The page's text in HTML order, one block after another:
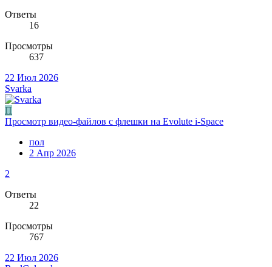
Ответы
16
Просмотры
637
22 Июл 2026
Svarka
П
Просмотр видео-файлов с флешки на Evolute i-Space
пол
2 Апр 2026
2
Ответы
22
Просмотры
767
22 Июл 2026